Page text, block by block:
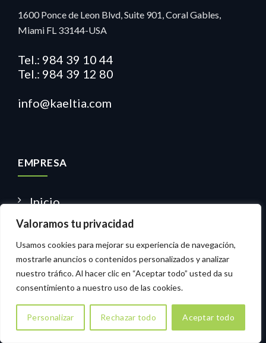
Valoramos tu privacidad
Usamos cookies para mejorar su experiencia de navegación,
mostrarle anuncios o contenidos personalizados y analizar
nuestro tráfico. Al hacer clic en “Aceptar todo” usted da su
consentimiento a nuestro uso de las cookies.
Personalizar Rechazar todo Aceptar todo
1600 Ponce de Leon Blvd, Suite 901, Coral Gables,
Miami FL 33144-USA
Tel.: 984 39 10 44
Tel.: 984 39 12 80
info@kaeltia.com
EMPRESA
Inicio
Quiénes somos
Regulatory
Ecodesign
Servicios
Contacto